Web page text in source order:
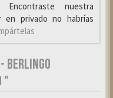
nuestra
privado no habrías
BERLINGO
"